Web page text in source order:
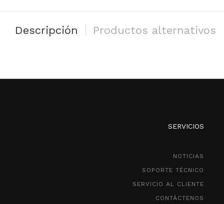
Descripción Productos alternativos
SERVICIOS
NOTICIAS
SOPORTE TÉCNICO
SERVICIO AL CLIENTE
CONTÁCTENOS